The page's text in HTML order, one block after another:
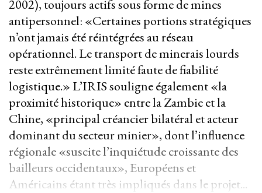
2002), toujours actifs sous forme de mines
antipersonnel: «Certaines portions stratégiques
n’ont jamais été réintégrées au réseau
opérationnel. Le transport de minerais lourds
reste extrêmement limité faute de fiabilité
logistique.» L’IRIS souligne également «la
proximité historique» entre la Zambie et la
Chine, «principal créancier bilatéral et acteur
dominant du secteur minier», dont l’influence
régionale «suscite l’inquiétude croissante des
bailleurs occidentaux», Européens et
Américains étant très impliqués dans le projet...